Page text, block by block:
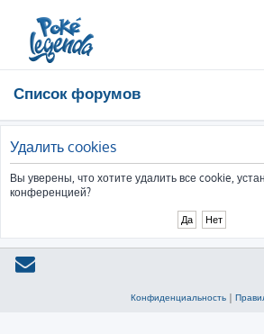
Список форумов
Удалить cookies
Вы уверены, что хотите удалить все cookie,
конференцией?
Конфиденциальность |